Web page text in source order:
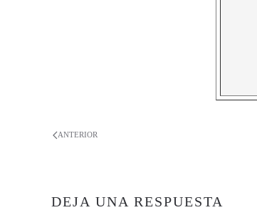
ANTERIOR
DEJA UNA RESPUESTA